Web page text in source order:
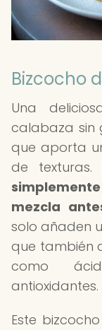
Bizcocho
Una
calabaza sin
que aporta
de texturas.
mezcla
solo añaden
que también
como
antioxidantes.
Este